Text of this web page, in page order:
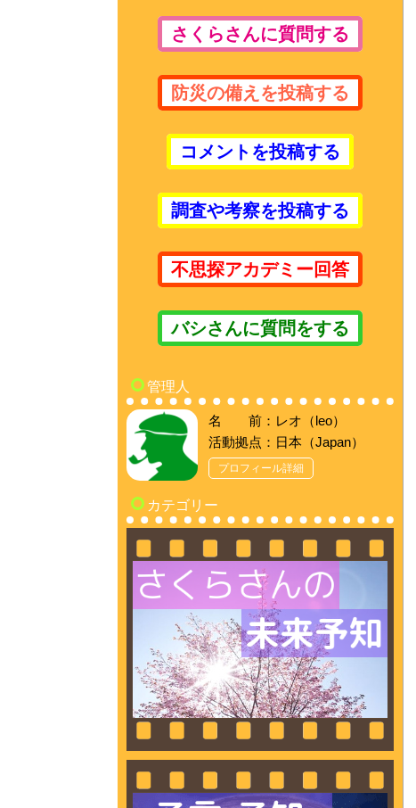
さくらさんに質問する
防災の備えを投稿する
コメントを投稿する
調査や考察を投稿する
不思探アカデミー回答
バシさんに質問をする
管理人
名 前：レオ（leo）
活動拠点：日本（Japan）
プロフィール詳細
カテゴリー